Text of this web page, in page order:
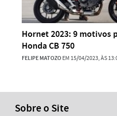
Hornet 2023: 9 motivos
Honda CB 750
FELIPE MATOZOEM 15/04/2023, ÀS
Sobre o Site